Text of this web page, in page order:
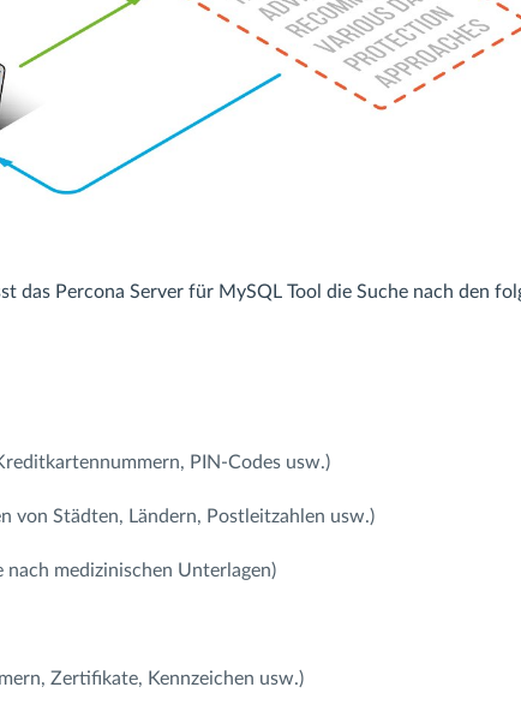
das Percona Server für MySQL Tool die Suche nach den
PIN-Codes usw.)
von Städten, Ländern, Postleitzahlen usw.)
nach medizinischen Unterlagen)
Zertifikate, Kennzeichen usw.)